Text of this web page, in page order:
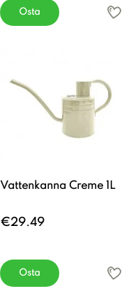
Osta
Vattenkanna Creme 1L
€29.49
Osta